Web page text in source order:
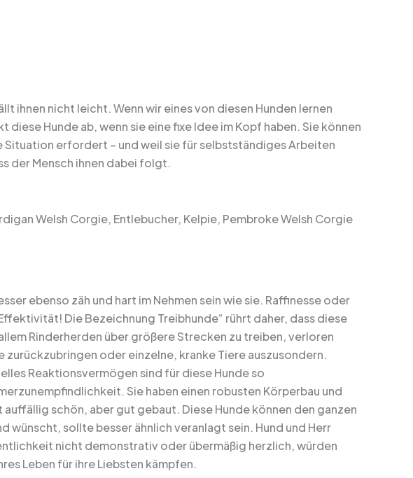
ihnen nicht leicht. Wenn wir eines von diesen Hunden lernen
diese Hunde ab, wenn sie eine fixe Idee im Kopf haben. Sie können
erfordert – und weil sie für selbstständiges Arbeiten
der Mensch ihnen dabei folgt.
Welsh Corgie, Entlebucher, Kelpie, Pembroke Welsh Corgie
ebenso zäh und hart im Nehmen sein wie sie. Raffinesse oder
Die Bezeichnung Treibhunde“ rührt daher, dass diese
Rinderherden über größere Strecken zu treiben, verloren
oder einzelne, kranke Tiere auszusondern.
Reaktionsvermögen sind für diese Hunde so
Sie haben einen robusten Körperbau und
schön, aber gut gebaut. Diese Hunde können den ganzen
wünscht, sollte besser ähnlich veranlagt sein. Hund und Herr
nicht demonstrativ oder übermäßig herzlich, würden
Leben für ihre Liebsten kämpfen.